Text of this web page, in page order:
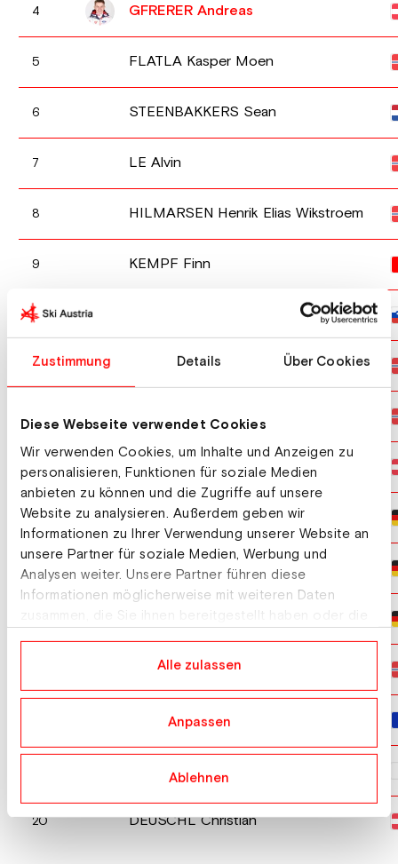
Zustimmung Details Über Cookies
Diese Webseite verwendet Cookies
Wir verwenden Cookies, um Inhalte und Anzeigen zu
personalisieren, Funktionen für soziale Medien
anbieten zu können und die Zugriffe auf unsere
Website zu analysieren. Außerdem geben wir
Informationen zu Ihrer Verwendung unserer Website an
unsere Partner für soziale Medien, Werbung und
Analysen weiter. Unsere Partner führen diese
Informationen möglicherweise mit weiteren Daten
Alle zulassen
Anpassen
Ablehnen
4 GFRERER Andreas
5 FLATLA Kasper Moen
6 STEENBAKKERS Sean
7 LE Alvin
8 HILMARSEN Henrik Elias Wikstroem
9 KEMPF Finn
10
11 KVAMME Jens Dahlseide
12 STORSVEEN Joergen Berget
13 FISCHBACHER Jonas
14 GRAEBERT Benedikt
15 BRIEDEN Felix
LUND Even Leinan
ROCHAT Tom
MORI Kaisei
20 DEUSCHL Christian